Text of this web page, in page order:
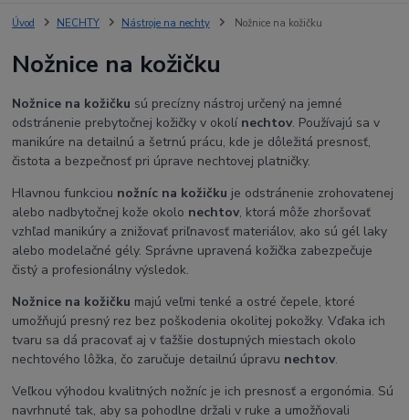
Úvod NECHTY Nástroje na nechty Nožnice na kožičku
Nožnice na kožičku
Nožnice na kožičku sú precízny nástroj určený na jemné
odstránenie prebytočnej kožičky v okolí nechtov. Používajú sa v
manikúre na detailnú a šetrnú prácu, kde je dôležitá presnosť,
čistota a bezpečnosť pri úprave nechtovej platničky.
Hlavnou funkciou nožníc na kožičku je odstránenie zrohovatenej
alebo nadbytočnej kože okolo nechtov, ktorá môže zhoršovať
vzhľad manikúry a znižovať priľnavosť materiálov, ako sú gél laky
alebo modelačné gély. Správne upravená kožička zabezpečuje
čistý a profesionálny výsledok.
Nožnice na kožičku majú veľmi tenké a ostré čepele, ktoré
umožňujú presný rez bez poškodenia okolitej pokožky. Vďaka ich
tvaru sa dá pracovať aj v ťažšie dostupných miestach okolo
nechtového lôžka, čo zaručuje detailnú úpravu nechtov.
Veľkou výhodou kvalitných nožníc je ich presnosť a ergonómia. Sú
navrhnuté tak, aby sa pohodlne držali v ruke a umožňovali